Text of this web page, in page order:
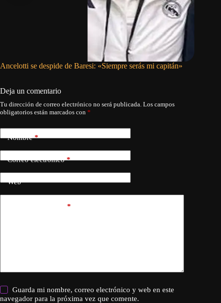
Ancelotti se despide de Baresi: «Siempre serás mi capitán»
Deja un comentario
Tu dirección de correo electrónico no será publicada. Los campos
obligatorios están marcados con *
Nombre*
Correo electrónico*
Web
*
Guarda mi nombre, correo electrónico y web en este
navegador para la próxima vez que comente.